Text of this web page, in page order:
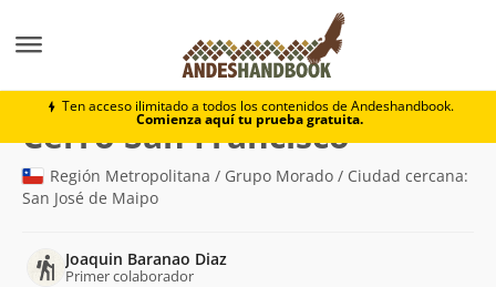
Ten acceso ilimitado a todos los contenidos de Andeshandbook.
Comienza aquí tu prueba gratuita.
Cerro San Francisco
Cerro San Francisco(4.345m)
Región Metropolitana / Grupo Morado / Ciudad cercana:
San José de Maipo
Joaquin Baranao Diaz
Primer colaborador